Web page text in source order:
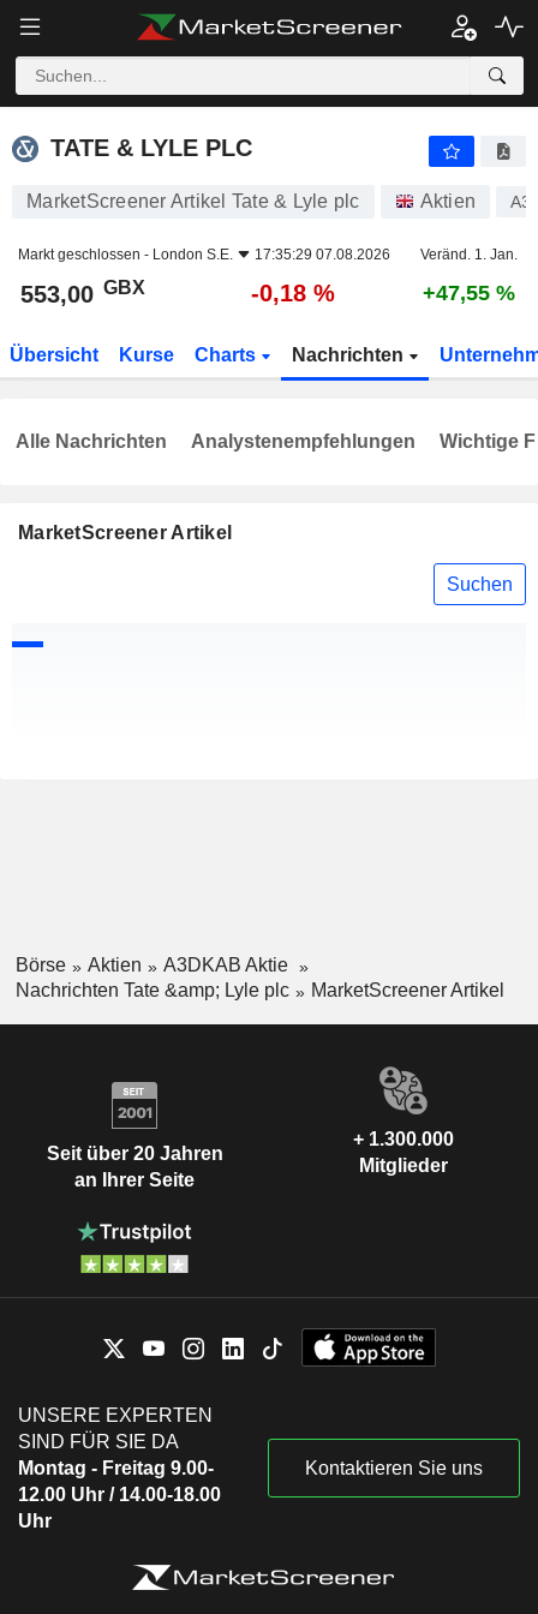
TATE & LYLE PLC
TATE & LYLE PLC
MarketScreener Artikel Tate & Lyle plc Aktien
Markt geschlossen - London S.E. 17:35:29 07.08.2026 Veränd. 1. Jan.
553,00 GBX -0,18 % +47,55 %
Übersicht Kurse Charts Nachrichten
MarketScreener Artikel
Suchen
Alle Nachrichten Analystenempfehlungen Wichtige
Börse Aktien
A3DKAB Aktie
Nachrichten Tate &amp; Lyle plc
MarketScreener Artikel
Seit über 20 Jahren
an Ihrer Seite
+ 1.300.000
Mitglieder
UNSERE EXPERTEN
SIND FÜR SIE DA
Montag - Freitag 9.00-
12.00 Uhr / 14.00-18.00
Uhr
Kontaktieren Sie uns